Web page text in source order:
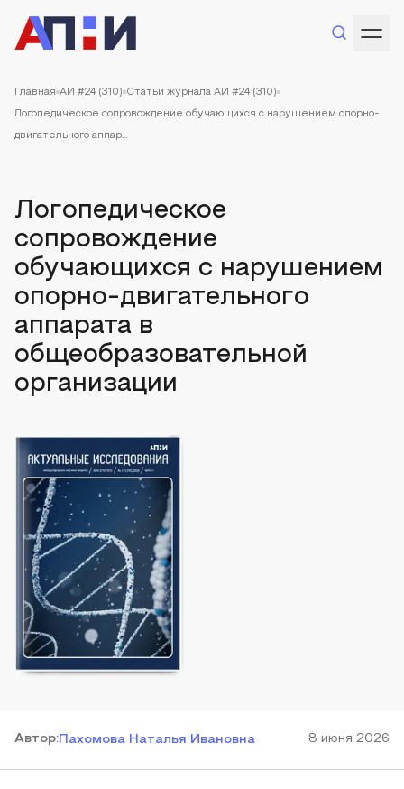
Главная АИ #24 (310) Статьи журнала АИ #24 (310)
Логопедическое сопровождение обучающихся с нарушением опорно-
двигательного аппар...
Логопедическое
сопровождение
обучающихся с нарушением
опорно-двигательного
аппарата в
общеобразовательной
организации
Автор:Пахомова Наталья Ивановна 8 июня 2026